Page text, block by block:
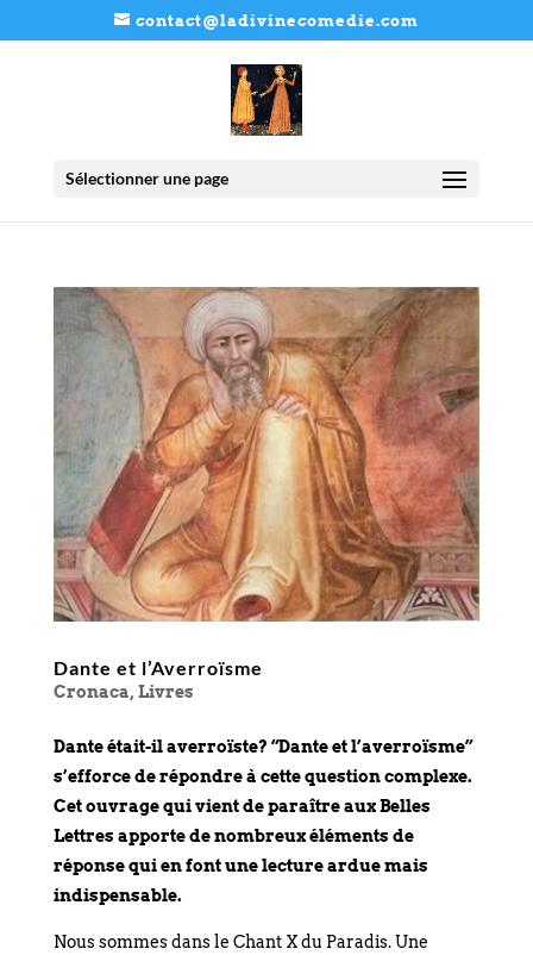
contact@ladivinecomedie.com
Sélectionner une page
Dante et l’Averroïsme
Cronaca, Livres
Dante était-il averroïste? “Dante et l’averroïsme”
s’efforce de répondre à cette question complexe.
Cet ouvrage qui vient de paraître aux Belles
Lettres apporte de nombreux éléments de
réponse qui en font une lecture ardue mais
indispensable.
Nous sommes dans le Chant X du Paradis. Une